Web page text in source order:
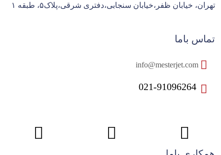
تهران، خیابان ظفر،خیابان سنجابی،دفتری شرقی،پلاک۵، طبقه ۱
تماس باما
021-91096264